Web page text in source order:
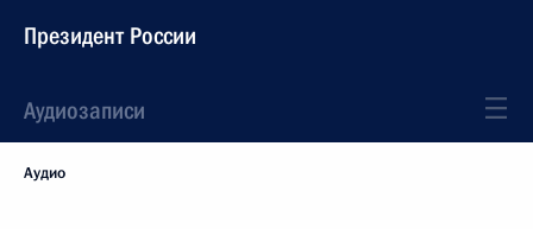
Президент России
Аудиозаписи
Аудио